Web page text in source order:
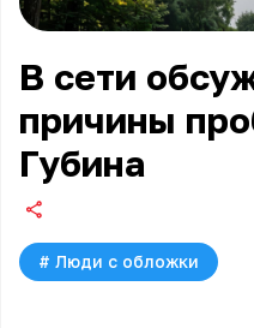
В сети
причины
Губина
# Люди с обложки